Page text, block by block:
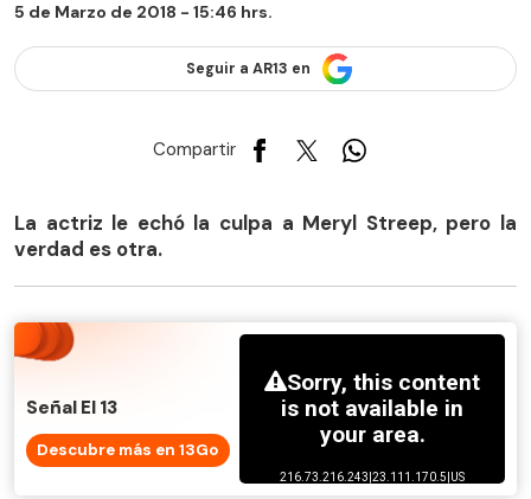
5 de Marzo de 2018 - 15:46 hrs.
Seguir a AR13 en
Compartir
La actriz le echó la culpa a Meryl Streep, pero la
verdad es otra.
Señal El 13
Descubre más en 13Go